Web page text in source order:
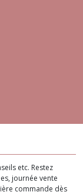
etc. Restez
journée vente
commande dès